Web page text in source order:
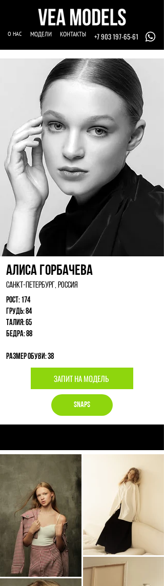
О НАС МОДЕЛИ КОНТАКТЫ +7 903 197-65-61
Алиса Горбачева
Санкт-Петербург, Россия
Рост: 174
Грудь: 84
Талия: 65
Бедра: 88
Размер обуви: 38
ЗАПИТ НА МОДЕЛЬ
Snaps